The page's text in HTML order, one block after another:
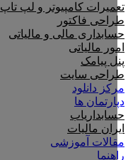
تعمیرات کامپیوتر و لپ تاپ
طراحی فاکتور
حسابداری مالی و مالیاتی
امور مالیاتی
پنل پیامک
طراحی سایت
مرکز دانلود
دپارتمان ها
حسابداریاب
ایران مالیات
مقالات آموزشی
راهنما